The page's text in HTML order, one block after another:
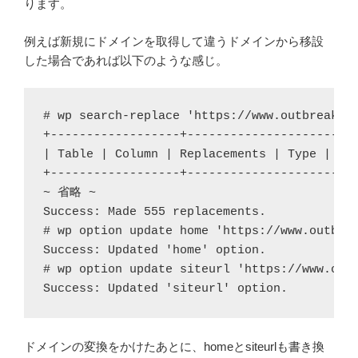
ります。
例えば新規にドメインを取得して違うドメインから移設
した場合であれば以下のような感じ。
# wp search-replace 'https://
+------------------+-----------------------
| Table | Column | Replacements | Type |
+------------------+-----------------------
~ 省略 ~
Success: Made 555 replacements.
# wp option update home 'https://
Success: Updated 'home' option.
# wp option update siteurl 'https://
Success: Updated 'siteurl' option.
ドメインの変換をかけたあとに、homeとsiteurlも書き換